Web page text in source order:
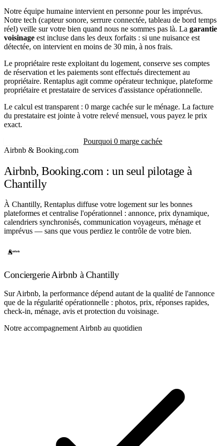
Notre équipe humaine intervient en personne pour les imprévus.
Notre tech (capteur sonore, serrure connectée, tableau de bord temps
réel) veille sur votre bien quand nous ne sommes pas là. La garantie
voisinage est incluse dans les deux forfaits : si une nuisance est
détectée, on intervient en moins de 30 min, à nos frais.
Le propriétaire reste exploitant du logement, conserve ses comptes
de réservation et les paiements sont effectués directement au
propriétaire. Rentaplus agit comme opérateur technique, plateforme
propriétaire et prestataire de services d'assistance opérationnelle.
Le calcul est transparent : 0 marge cachée sur le ménage. La facture
du prestataire est jointe à votre relevé mensuel, vous payez le prix
exact.
Pourquoi 0 marge cachée
Airbnb & Booking.com
Airbnb, Booking.com : un seul pilotage à
Chantilly
À Chantilly, Rentaplus diffuse votre logement sur les bonnes
plateformes et centralise l'opérationnel : annonce, prix dynamique,
calendriers synchronisés, communication voyageurs, ménage et
imprévus — sans que vous perdiez le contrôle de votre bien.
Conciergerie Airbnb à Chantilly
Sur Airbnb, la performance dépend autant de la qualité de l'annonce
que de la régularité opérationnelle : photos, prix, réponses rapides,
check-in, ménage, avis et protection du voisinage.
Notre accompagnement Airbnb au quotidien